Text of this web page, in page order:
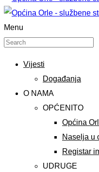
Menu
Vijesti
Događanja
O NAMA
OPĆENITO
Općina
Naselja u
Registar
UDRUGE